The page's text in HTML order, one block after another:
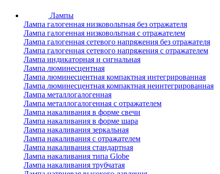
Лампы
Лампа галогенная низковольтная без отражателя
Лампа галогенная низковольтная с отражателем
Лампа галогенная сетевого напряжения без отражателя
Лампа галогенная сетевого напряжения с отражателем
Лампа индикаторная и сигнальная
Лампа люминесцентная
Лампа люминесцентная компактная интегрированная
Лампа люминесцентная компактная неинтегрированная
Лампа металлогалогенная
Лампа металлогалогенная с отражателем
Лампа накаливания в форме свечи
Лампа накаливания в форме шара
Лампа накаливания зеркальная
Лампа накаливания с отражателем
Лампа накаливания стандартная
Лампа накаливания типа Globe
Лампа накаливания трубчатая